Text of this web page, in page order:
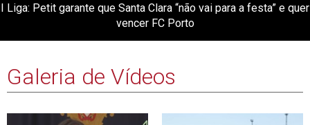
I Liga: Petit garante que Santa Clara “não vai para a festa” e quer
vencer FC Porto
Galeria de Vídeos